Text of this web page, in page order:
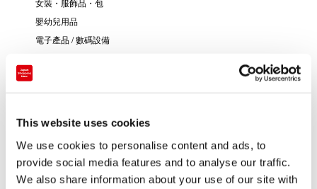
This website uses cookies
We use cookies to personalise content and ads, to
provide social media features and to analyse our traffic.
We also share information about your use of our site with
女裝・服飾品・包
嬰幼兒用品
電子產品 / 數碼設備
音樂 / 影像